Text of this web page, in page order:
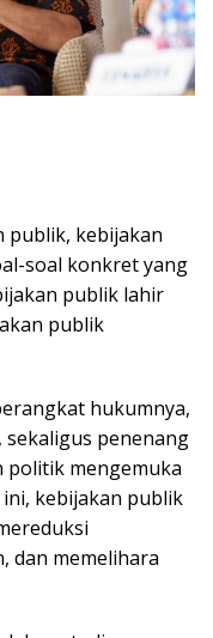
publik, kebijakan
soal konkret yang
publik lahir
publik
hukumnya,
penenang
politik mengemuka
kebijakan publik
dan memelihara